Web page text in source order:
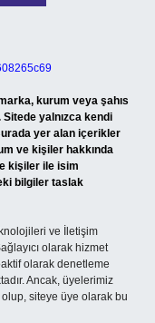
kurum veya şahıs
yalnızca kendi
yer alan içerikler
ve kişiler hakkında
kişiler ile isim
bilgiler taslak
ve İletişim
olarak hizmet
olarak denetleme
Ancak, üyelerimiz
siteye üye olarak bu